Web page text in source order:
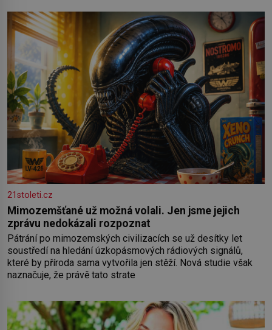
21stoleti.cz
Mimozemšťané už možná volali. Jen jsme jejich
zprávu nedokázali rozpoznat
Pátrání po mimozemských civilizacích se už desítky let
soustředí na hledání úzkopásmových rádiových signálů,
které by příroda sama vytvořila jen stěží. Nová studie však
naznačuje, že právě tato strate